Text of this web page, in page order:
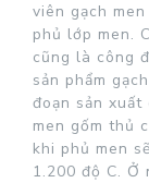
viên gạch
phủ lớp men.
cũng là công
sản phẩm
đoạn sản
men gốm thủ
khi phủ men
1.200 độ C. Ở